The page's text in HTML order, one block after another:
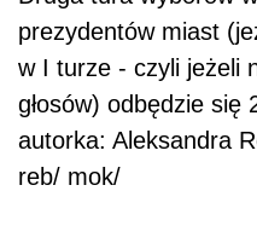
prezydentów miast
w I turze - czyli jeżeli
głosów) odbędzie się
autorka: Aleksandra
reb/ mok/